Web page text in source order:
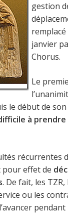
gestion
remplacé
janvier
Chorus.
Le
le début de
à prendre
récurrentes
pour effet de
. De fait, les
ou les